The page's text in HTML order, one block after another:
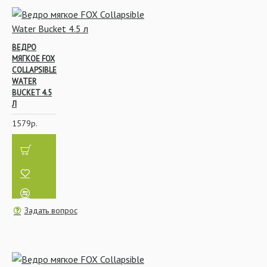
ВЕДРО
МЯГКОЕ FOX
COLLAPSIBLE
WATER
BUCKET 4.5
Л
1579р.
Задать вопрос